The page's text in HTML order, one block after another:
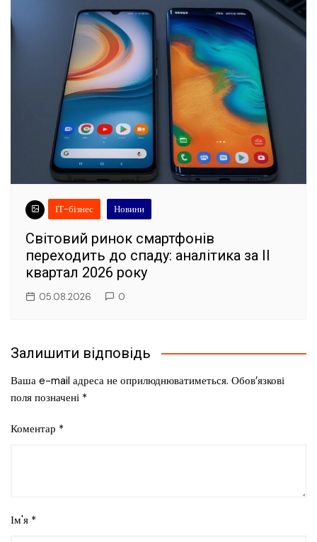
ІТ-бізнес Новини
Світовий ринок смартфонів
переходить до спаду: аналітика за II
квартал 2026 року
05.08.2026 0
Залишити відповідь
Ваша e-mail адреса не оприлюднюватиметься. Обов’язкові
поля позначені *
Коментар *
Ім'я *